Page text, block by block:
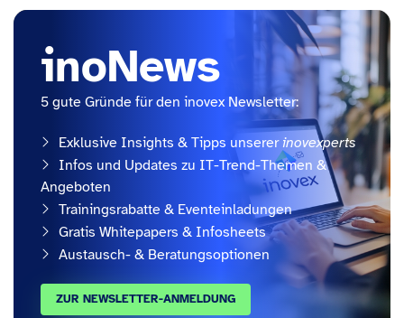
inoNews
5 gute Gründe für den inovex Newsletter:
Exklusive Insights & Tipps unserer inovexperts
Infos und Updates zu IT-Trend-Themen &
Angeboten
Trainingsrabatte & Eventeinladungen
Gratis Whitepapers & Infosheets
Austausch- & Beratungsoptionen
ZUR NEWSLETTER-ANMELDUNG